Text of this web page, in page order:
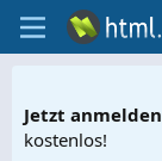
Jetzt anmelden
kostenlos!